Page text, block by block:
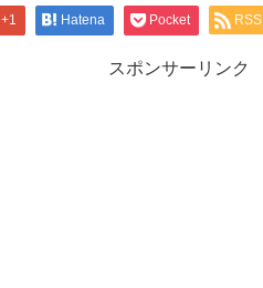
+1 Hatena Pocket RSS
スポンサーリンク